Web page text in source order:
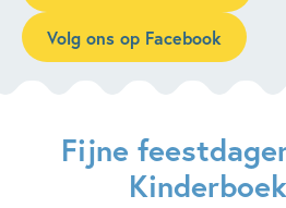
Volg ons op Facebook
Fijne